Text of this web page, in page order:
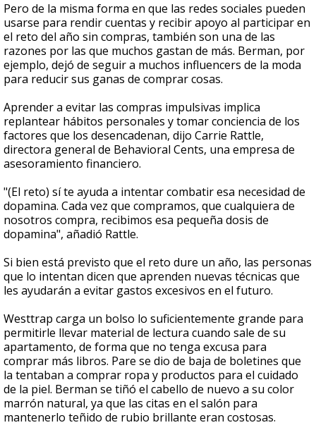
Pero de la misma forma en que las redes sociales pueden
usarse para rendir cuentas y recibir apoyo al participar en
el reto del año sin compras, también son una de las
razones por las que muchos gastan de más. Berman, por
ejemplo, dejó de seguir a muchos influencers de la moda
para reducir sus ganas de comprar cosas.
Aprender a evitar las compras impulsivas implica
replantear hábitos personales y tomar conciencia de los
factores que los desencadenan, dijo Carrie Rattle,
directora general de Behavioral Cents, una empresa de
asesoramiento financiero.
"(El reto) sí te ayuda a intentar combatir esa necesidad de
dopamina. Cada vez que compramos, que cualquiera de
nosotros compra, recibimos esa pequeña dosis de
dopamina", añadió Rattle.
Si bien está previsto que el reto dure un año, las personas
que lo intentan dicen que aprenden nuevas técnicas que
les ayudarán a evitar gastos excesivos en el futuro.
Westtrap carga un bolso lo suficientemente grande para
permitirle llevar material de lectura cuando sale de su
apartamento, de forma que no tenga excusa para
comprar más libros. Pare se dio de baja de boletines que
la tentaban a comprar ropa y productos para el cuidado
de la piel. Berman se tiñó el cabello de nuevo a su color
marrón natural, ya que las citas en el salón para
mantenerlo teñido de rubio brillante eran costosas.